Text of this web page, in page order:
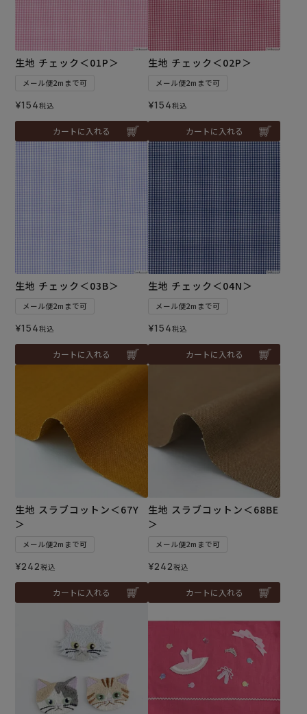
生地 チェック＜01P＞
メール便2mまで可
¥154税込
カートに入れる
生地 チェック＜02P＞
メール便2mまで可
¥154税込
カートに入れる
生地 チェック＜03B＞
メール便2mまで可
¥154税込
カートに入れる
生地 チェック＜04N＞
メール便2mまで可
¥154税込
カートに入れる
生地 スラブコットン＜67Y
＞
メール便2mまで可
¥242税込
カートに入れる
生地 スラブコットン＜68BE
＞
メール便2mまで可
¥242税込
カートに入れる